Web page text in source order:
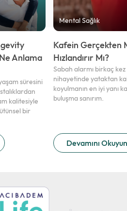
Ne Anlama
süresini
kalitesiyle
bir
Mental Sağlık
Kafein Gerçekten
Hızlandırır Mı?
Devamını Okuyun
Sabah alarmı birkaç
nihayetinde yataktan
koyulmanın en iyi yanı
buluşma sanırım.